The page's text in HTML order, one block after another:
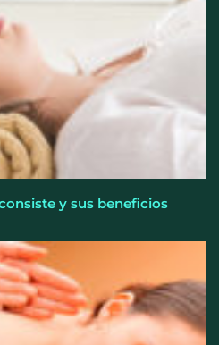
y sus beneficios